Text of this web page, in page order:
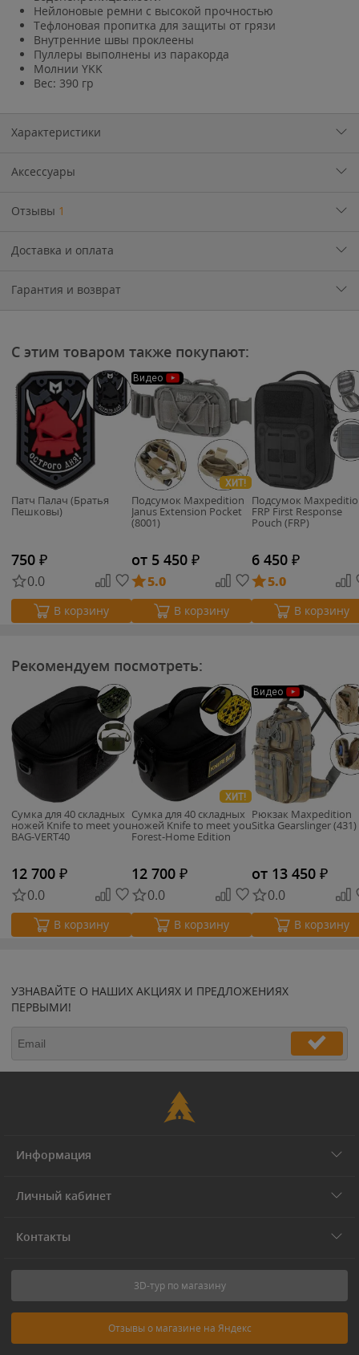
Нейлоновые ремни с высокой прочностью
Тефлоновая пропитка для защиты от грязи
Внутренние швы проклеены
Пуллеры выполнены из паракорда
Молнии YKK
Вес: 390 гр
Характеристики
Аксессуары
Отзывы 1
Доставка и оплата
Гарантия и возврат
С этим товаром также покупают:
Патч Палач (Братья
Пешковы)
750 ₽
0.0
В корзину
Видео
ХИТ!
Подсумок Maxpedition
Janus Extension Pocket
(8001)
от 5 450 ₽
5.0
В корзину
Подсумок
FRP First Response
Pouch (FRP)
6 450 ₽
5.0
В корзину
Рекомендуем посмотреть:
Сумка для 40 складных
ножей Knife to meet you
BAG-VERT40
12 700 ₽
0.0
В корзину
ХИТ!
Сумка для 40 складных
ножей Knife to meet you
Forest-Home Edition
12 700 ₽
0.0
В корзину
Видео
Рюкзак Maxpedition
Sitka Gearslinger (431)
от 13 450 ₽
0.0
В корзину
УЗНАВАЙТЕ О НАШИХ АКЦИЯХ И ПРЕДЛОЖЕНИЯХ
ПЕРВЫМИ!
Информация
Личный кабинет
Контакты
3D-тур по магазину
Отзывы о магазине на Яндекс